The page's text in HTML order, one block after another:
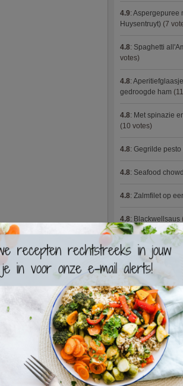
4.9: Aspergepuree
Huysentruyt) (7
4.8: Spaghetti
votes)
4.8:
gedroogde ham
4.8: Met spinazie
(10 votes)
4.8: Gegrilde pesto
4.8: Seafood
4.8: Zalmfilet op
4.8: Blackwellsaus
4.7
Meus)(15 votes)
4.7:Gestoofde kip
Nieuwste
Turkse
×